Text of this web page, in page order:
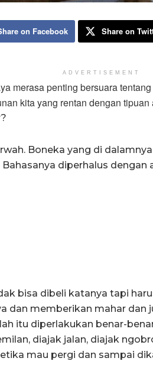
on Facebook Share on
ADVERTISEMENT
merasa penting bersuara
kita yang rentan dengan
Boneka yang di
diperhalus dengan
bisa dibeli katanya tapi
dan memberikan mahar dan
itu diperlakukan benar-
diajak jalan, diajak
mau pergi dan sampai